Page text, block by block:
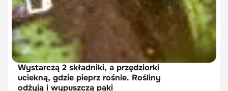
Wystarczą 2 składniki, a przędziorki
uciekną, gdzie pieprz rośnie. Rośliny
odżyją i wypuszczą pąki